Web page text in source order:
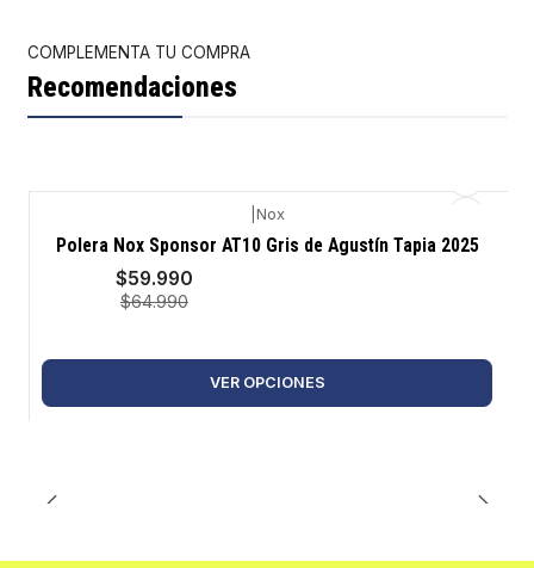
COMPLEMENTA TU COMPRA
Recomendaciones
-8%
Nox
Polera Nox Sponsor AT10 Gris de Agustín Tapia 2025
$59.990
$64.990
VER OPCIONES